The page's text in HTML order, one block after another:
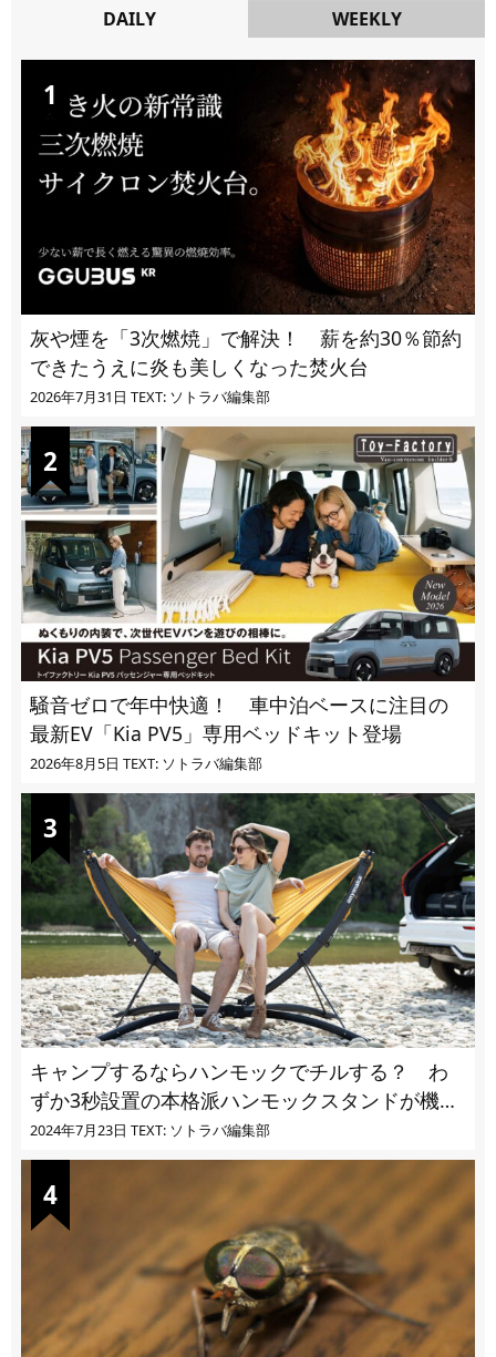
DAILY
WEEKLY
灰や煙を「3次燃焼」で解決！ 薪を約30％節約
できたうえに炎も美しくなった焚火台
2026年7月31日 TEXT: ソトラバ編集部
騒音ゼロで年中快適！ 車中泊ベースに注目の
最新EV「Kia PV5」専用ベッドキット登場
2026年8月5日 TEXT: ソトラバ編集部
キャンプするならハンモックでチルする？ わ
ずか3秒設置の本格派ハンモックスタンドが機能
的過ぎる
2024年7月23日 TEXT: ソトラバ編集部